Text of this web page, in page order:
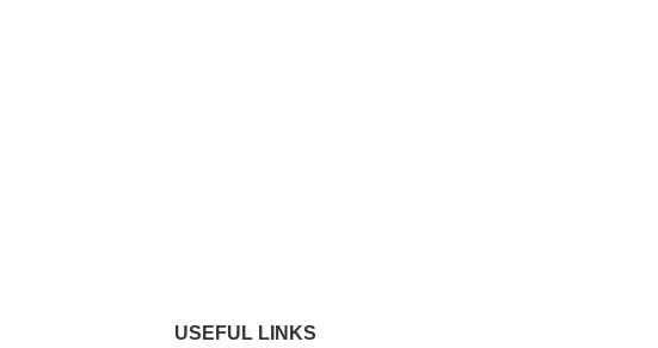
USEFUL LINKS